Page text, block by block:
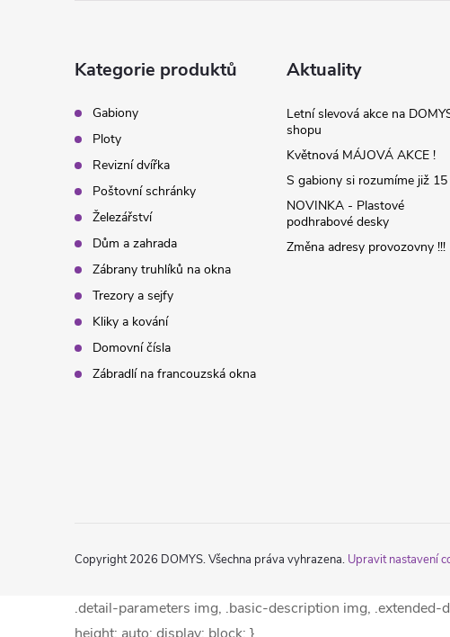
Kategorie produktů
Gabiony
Ploty
Revizní dvířka
Poštovní schránky
Železářství
Dům a zahrada
Zábrany truhlíků na okna
Trezory a sejfy
Kliky a kování
Domovní čísla
Zábradlí na francouzská okna
Aktuality
Letní slevová akce na
shopu
Květnová MÁJOVÁ AKCE !
S gabiony si rozumíme již 15
NOVINKA - Plastové
podhrabové desky
Změna adresy provozovny !!!
Copyright 2026 DOMYS. Všechna práva vyhrazena. Upravit nastavení
.detail-parameters img, .basic-description img,